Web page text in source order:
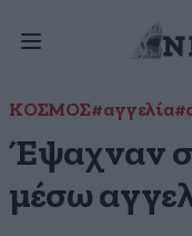
ΚΟΣΜΟΣ#αγγελία
Έψαχναν
μέσω